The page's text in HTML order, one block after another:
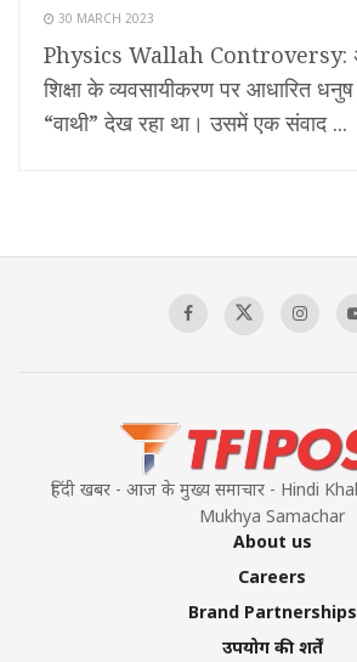
30 MARCH 2023
Physics Wallah Controversy:
शिक्षा के व्यवसायीकरण पर आधारित
“वाथी” देख रहा था। उसमें एक संवाद ...
हिंदी खबर - आज के मुख्य समाचार - Hindi
Mukhya Samachar
About us
Careers
Brand Partnerships
उपयोग की शर्तें